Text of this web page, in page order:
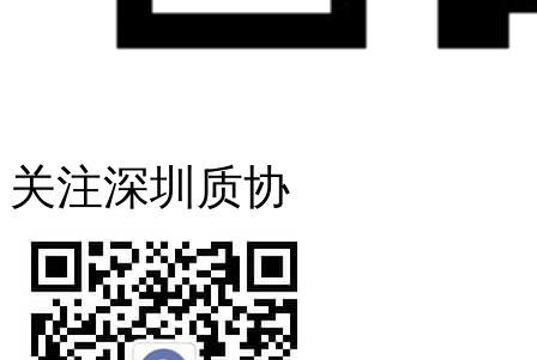
关注深圳质协